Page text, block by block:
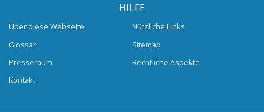
HILFE
Über diese Webseite
Glossar
Presseraum
Kontakt
Nützliche Links
Sitemap
Rechtliche Aspekte